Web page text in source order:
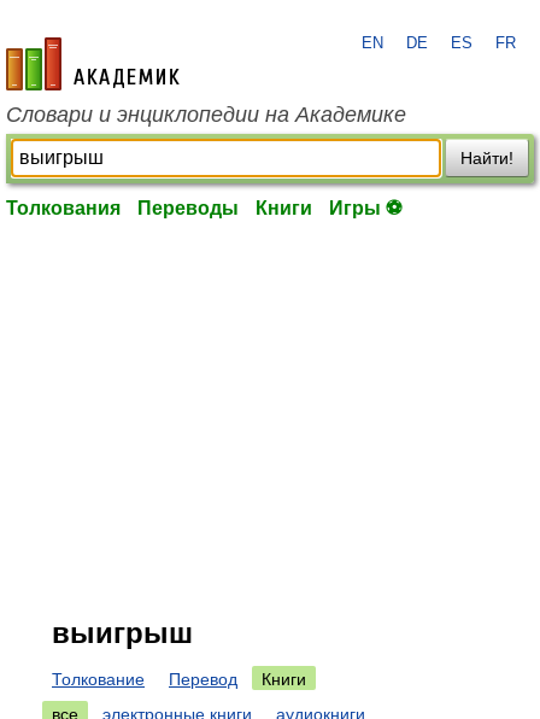
academic.ru
EN DE ES FR
Словари и энциклопедии на Академике
Найти!
Толкования Переводы Книги Игры ⚽
выигрыш
Толкование Перевод
Книги
все
электронные книги аудиокниги